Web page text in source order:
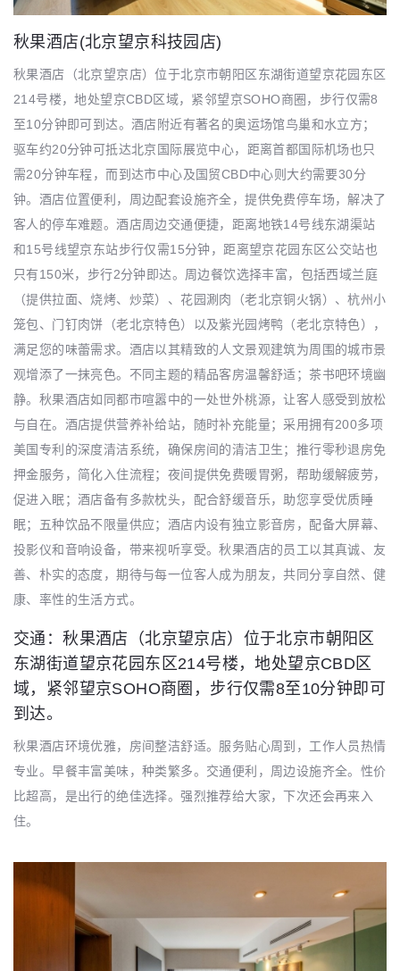
秋果酒店(北京望京科技园店)
秋果酒店（北京望京店）位于北京市朝阳区东湖街道望京花园东区
214号楼，地处望京CBD区域，紧邻望京SOHO商圈，步行仅需8
至10分钟即可到达。酒店附近有著名的奥运场馆鸟巢和水立方；
驱车约20分钟可抵达北京国际展览中心，距离首都国际机场也只
需20分钟车程，而到达市中心及国贸CBD中心则大约需要30分
钟。酒店位置便利，周边配套设施齐全，提供免费停车场，解决了
客人的停车难题。酒店周边交通便捷，距离地铁14号线东湖渠站
和15号线望京东站步行仅需15分钟，距离望京花园东区公交站也
只有150米，步行2分钟即达。周边餐饮选择丰富，包括西域兰庭
（提供拉面、烧烤、炒菜）、花园涮肉（老北京铜火锅）、杭州小
笼包、门钉肉饼（老北京特色）以及紫光园烤鸭（老北京特色），
满足您的味蕾需求。酒店以其精致的人文景观建筑为周围的城市景
观增添了一抹亮色。不同主题的精品客房温馨舒适；茶书吧环境幽
静。秋果酒店如同都市喧嚣中的一处世外桃源，让客人感受到放松
与自在。酒店提供营养补给站，随时补充能量；采用拥有200多项
美国专利的深度清洁系统，确保房间的清洁卫生；推行零秒退房免
押金服务，简化入住流程；夜间提供免费暖胃粥，帮助缓解疲劳，
促进入眠；酒店备有多款枕头，配合舒缓音乐，助您享受优质睡
眠；五种饮品不限量供应；酒店内设有独立影音房，配备大屏幕、
投影仪和音响设备，带来视听享受。秋果酒店的员工以其真诚、友
善、朴实的态度，期待与每一位客人成为朋友，共同分享自然、健
康、率性的生活方式。
交通：秋果酒店（北京望京店）位于北京市朝阳区
东湖街道望京花园东区214号楼，地处望京CBD区
域，紧邻望京SOHO商圈，步行仅需8至10分钟即可
到达。
秋果酒店环境优雅，房间整洁舒适。服务贴心周到，工作人员热情
专业。早餐丰富美味，种类繁多。交通便利，周边设施齐全。性价
比超高，是出行的绝佳选择。强烈推荐给大家，下次还会再来入
住。